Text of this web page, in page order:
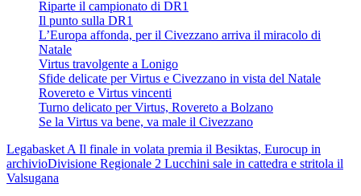
Riparte il campionato di DR1
Il punto sulla DR1
L’Europa affonda, per il Civezzano arriva il miracolo di
Natale
Virtus travolgente a Lonigo
Sfide delicate per Virtus e Civezzano in vista del Natale
Rovereto e Virtus vincenti
Turno delicato per Virtus, Rovereto a Bolzano
Se la Virtus va bene, va male il Civezzano
Legabasket A Il finale in volata premia il Besiktas, Eurocup in
archivioDivisione Regionale 2 Lucchini sale in cattedra e stritola il
Valsugana